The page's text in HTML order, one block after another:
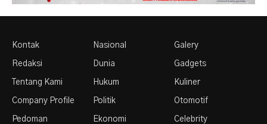
Kontak
Redaksi
Tentang Kami
Company Profile
Pedoman
Nasional
Dunia
Hukum
Politik
Ekonomi
Galery
Gadgets
Kuliner
Otomotif
Celebrity